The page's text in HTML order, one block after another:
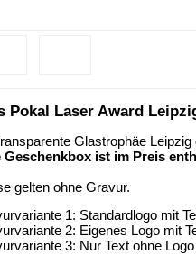
Pokal Laser Award
Glastrophäe
Geschenkbox ist im Preis
gelten ohne Gravur.
1: Standardlogo mit
2: Eigenes Logo mit
3: Nur Text ohne Logo